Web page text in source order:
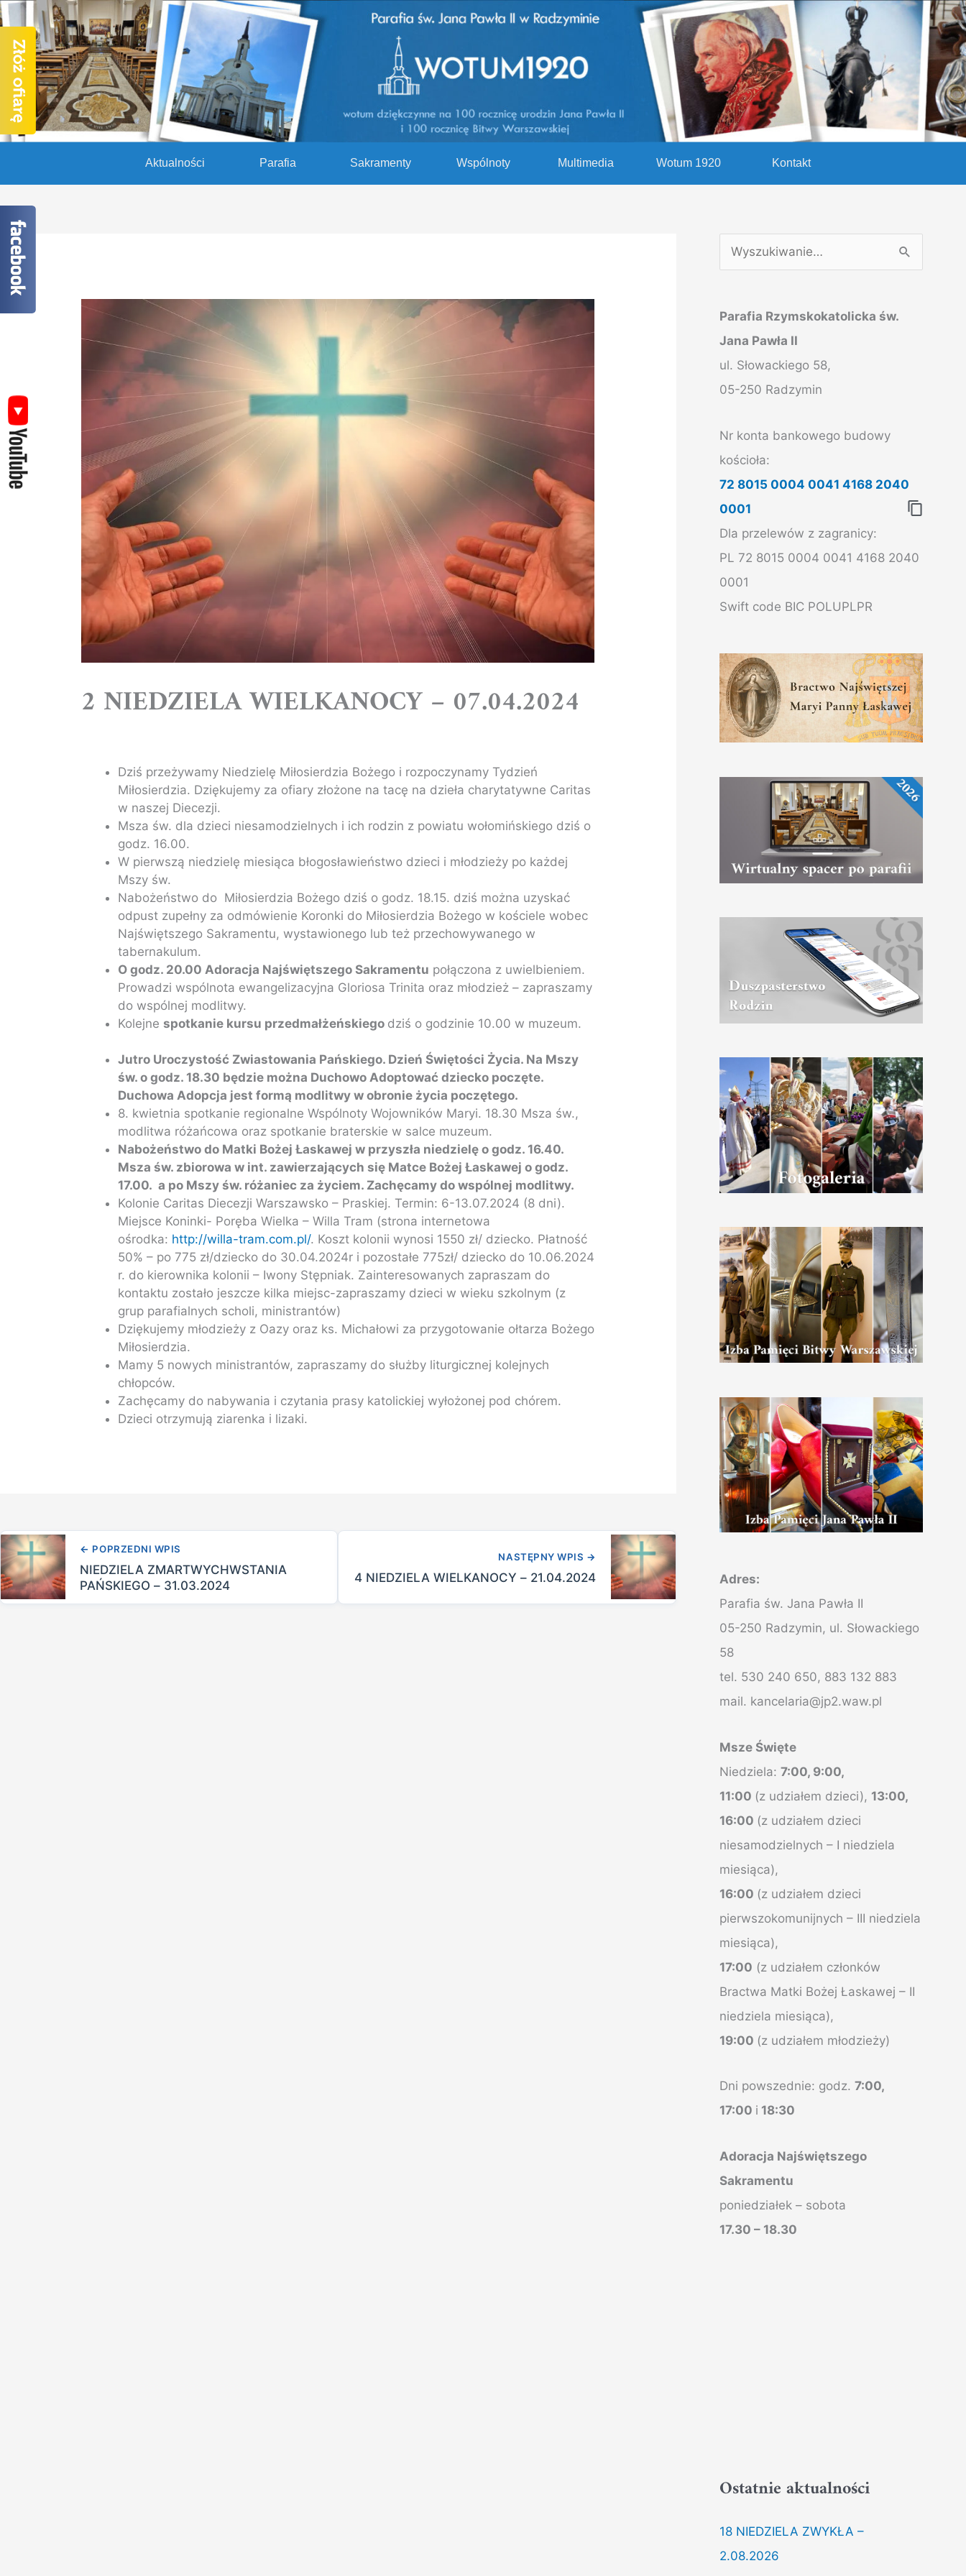
Aktualności Parafia Sakramenty Wspólnoty Multimedia Wotum 1920 Kontakt
2 NIEDZIELA WIELKANOCY – 07.04.2024
Dziś przeżywamy Niedzielę Miłosierdzia Bożego i rozpoczynamy Tydzień
Miłosierdzia. Dziękujemy za ofiary złożone na tacę na dzieła charytatywne Caritas
w naszej Diecezji.
Msza św. dla dzieci niesamodzielnych i ich rodzin z powiatu wołomińskiego dziś o
godz. 16.00.
W pierwszą niedzielę miesiąca błogosławieństwo dzieci i młodzieży po każdej
Mszy św.
Nabożeństwo do Miłosierdzia Bożego dziś o godz. 18.15. dziś można uzyskać
odpust zupełny za odmówienie Koronki do Miłosierdzia Bożego w kościele wobec
Najświętszego Sakramentu, wystawionego lub też przechowywanego w
tabernakulum.
O godz. 20.00 Adoracja Najświętszego Sakramentu połączona z uwielbieniem.
Prowadzi wspólnota ewangelizacyjna Gloriosa Trinita oraz młodzież – zapraszamy
do wspólnej modlitwy.
Kolejnespotkanie kursu przedmałżeńskiego dziś o godzinie 10.00 w muzeum.
Jutro Uroczystość Zwiastowania Pańskiego. Dzień Świętości Życia. Na Mszy
św. o godz. 18.30 będzie można Duchowo Adoptować dziecko poczęte.
Duchowa Adopcja jest formą modlitwy w obronie życia poczętego.
8. kwietnia spotkanie regionalne Wspólnoty Wojowników Maryi. 18.30 Msza św.,
modlitwa różańcowa oraz spotkanie braterskie w salce muzeum.
Nabożeństwo do Matki Bożej Łaskawej w przyszła niedzielę o godz. 16.40.
Msza św. zbiorowa w int. zawierzających się Matce Bożej Łaskawej o godz.
17.00. a po Mszy św. różaniec za życiem. Zachęcamy do wspólnej modlitwy.
Kolonie Caritas Diecezji Warszawsko – Praskiej. Termin: 6-13.07.2024 (8 dni).
Miejsce Koninki- Poręba Wielka – Willa Tram (strona internetowa
ośrodka: http://willa-tram.com.pl/. Koszt kolonii wynosi 1550 zł/ dziecko. Płatność
50% – po 775 zł/dziecko do 30.04.2024r i pozostałe 775zł/ dziecko do 10.06.2024
r. do kierownika kolonii – Iwony Stępniak. Zainteresowanych zapraszam do
kontaktu zostało jeszcze kilka miejsc-zapraszamy dzieci w wieku szkolnym (z
grup parafialnych scholi, ministrantów)
Dziękujemy młodzieży z Oazy oraz ks. Michałowi za przygotowanie ołtarza Bożego
Miłosierdzia.
Mamy 5 nowych ministrantów, zapraszamy do służby liturgicznej kolejnych
chłopców.
Zachęcamy do nabywania i czytania prasy katolickiej wyłożonej pod chórem.
Dzieci otrzymują ziarenka i lizaki.
← POPRZEDNI WPIS
NIEDZIELA ZMARTWYCHWSTANIA
PAŃSKIEGO – 31.03.2024
NASTĘPNY WPIS →
4 NIEDZIELA WIELKANOCY – 21.04.2024
Parafia Rzymskokatolicka św.
Jana Pawła II
ul. Słowackiego 58,
05-250 Radzymin
Nr konta bankowego budowy
kościoła:
72 8015 0004 0041 4168 2040
0001
Dla przelewów z zagranicy:
PL 72 8015 0004 0041 4168 2040
0001
Swift code BIC POLUPLPR
Adres:
Parafia św. Jana Pawła II
05-250 Radzymin, ul. Słowackiego
58
tel. 530 240 650, 883 132 883
mail. kancelaria@jp2.waw.pl
Msze Święte
Niedziela: 7:00, 9:00,
11:00 (z udziałem dzieci), 13:00,
16:00 (z udziałem dzieci
niesamodzielnych – I niedziela
miesiąca),
16:00 (z udziałem dzieci
pierwszokomunijnych – III niedziela
miesiąca),
17:00 (z udziałem członków
Bractwa Matki Bożej Łaskawej – II
niedziela miesiąca),
19:00 (z udziałem młodzieży)
Dni powszednie: godz. 7:00,
17:00 i 18:30
Adoracja Najświętszego
Sakramentu
poniedziałek – sobota
17.30 – 18.30
Ostatnie aktualności
18 NIEDZIELA ZWYKŁA –
2.08.2026